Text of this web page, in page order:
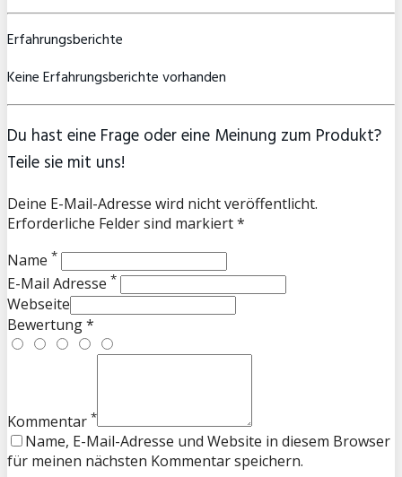
Erfahrungsberichte
Keine Erfahrungsberichte vorhanden
Du hast eine Frage oder eine Meinung zum Produkt?
Teile sie mit uns!
Deine E-Mail-Adresse wird nicht veröffentlicht.
Erforderliche Felder sind markiert *
Name *
E-Mail Adresse *
Webseite
Bewertung *
Kommentar *
Name, E-Mail-Adresse und Website in diesem Browser
für meinen nächsten Kommentar speichern.